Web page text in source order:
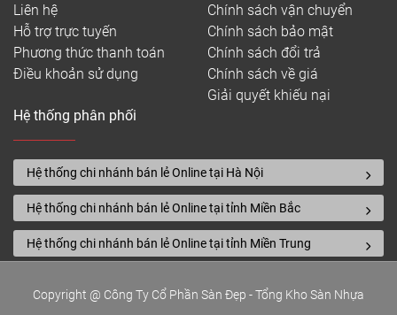
Bảo hành sàn nhựa PTN
PTN tin tưởng vào sản phẩm của họ, và họ cung
cấp bảo hành 15 năm cho các sản phẩm sàn nhựa
tự dán PTN và 25 năm cho các sản phẩm hèm khóa
PTN. Điều ngày nghĩa là chất lượng của sản phẩm
có thể đạt tối thiểu 15 năm khi bạn lắp sàn PTN.
Ưu và nhược điểm của sàn nhựa
PTN Hàn Quốc
Liên hệ
Hỗ trợ trực tuyến
Phương thức thanh toán
Điều khoản sử dụng
Chính sách vận chuyển
Chính sách bảo mật
Chính sách đổi trả
Chính sách về giá
Giải quyết khiếu nại
Hệ thống phân phối
Hệ thống chi nhánh bán lẻ Online tại Hà Nội
Hệ thống chi nhánh bán lẻ Online tại tỉnh Miền Bắc
Hệ thống chi nhánh bán lẻ Online tại tỉnh Miền Trung
Copyright @ Công Ty Cổ Phần Sàn Đẹp - Tổng Kho Sàn Nhựa